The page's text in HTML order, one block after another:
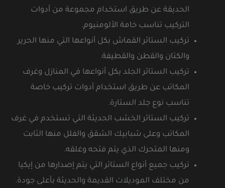
الحديقة عن طريق استخدام مجموعة من أدوات
التركيب تناسب خامة الألومنيوم.
تركيب الستائر القماش بكل أنواعها التي منها الحرير
والكتان والقطن والقطيفة.
تركيب الستائر الجلد بكل أنواعها في المنازل وغرف
المكاتب عن طريق استخدام أدوات تركيب خاصة
تناسب نوع جلد الستارة.
تركيب الستائر الخشب الحديثة التي تستخدم في غرف
المكاتب وعلى شبابيك الشقق والفلل منها الثابت
ومنها المتحرك الذي يتم فتحه وغلقه.
تركيب جميع أنواع الستائر التي يتم إصدارها من إيكيا
من مختلف الموديلات القديمة والحديثة بأعلى جودة.